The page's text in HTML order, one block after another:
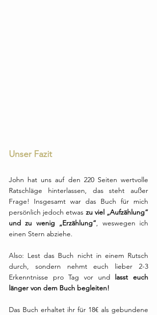
Unser Fazit
John hat uns auf den 220 Seiten wertvolle
Ratschläge hinterlassen, das steht außer
Frage! Insgesamt war das Buch für mich
persönlich jedoch etwas zu viel „Aufzählung“
und zu wenig „Erzählung“, weswegen ich
einen Stern abziehe.
Also: Lest das Buch nicht in einem Rutsch
durch, sondern nehmt euch lieber 2-3
Erkenntnisse pro Tag vor und
lasst euch
länger von dem Buch begleiten!
Das Buch erhaltet ihr für 18€ als gebundene